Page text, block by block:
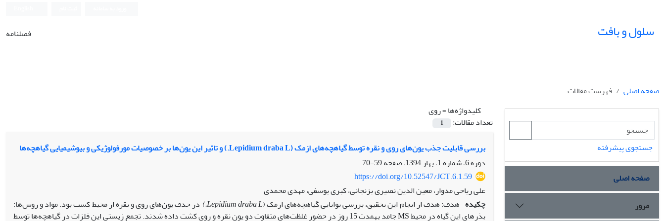
سلول و بافت فصلنامه
صفحه اصلی
فهرست مقالات
کلیدواژه‌ها =روی
تعداد مقالات:
1
بررسی قابلیت جذب یون‌های روی و نقره توسط گیاهچه‌های ازمک (Lepidium draba L.) و تاثیر این یون‌ها بر خصوصیات مورفولوژیکی و بیوشیمیایی گیاهچه‌ها
دوره 6، شماره 1، بهار 1394، صفحه
59-70
https://doi.org/10.52547/JCT.6.1.59
علی ریاحی مدوار، معین الدین نصیری بزنجانی، کبری یوسفی، مهدی محمدی
چکیده هدف: هدف از انجام این تحقیق، بررسی توانایی گیاهچه‌های ازمک (Lepidium draba L.
) در حذف یون‌های روی و نقره از محیط کشت بود. مواد و روش‌ها:
بذرهای این گیاه در محیط MS جامد به‏مدت 15 روز در حضور غلظت‌های متفاوت دو یون نقره و روی کشت داده شدند. تجمع زیستی این فلزات در گیاهچه‌ها توسط
جستجوی پیشرفته
صفحه اصلی
مرور